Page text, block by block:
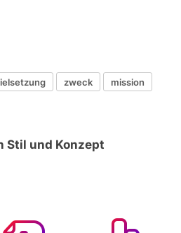
zweck mission
Stil und Konzept